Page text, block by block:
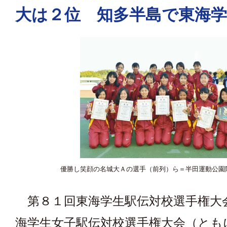
大は２位 知多半島で東海
優勝し笑顔の名城大Ａの選手（前列）ら＝半田運動公園
第８１回東海学生駅伝対校選手権大
海学生女子駅伝対校選手権大会（と